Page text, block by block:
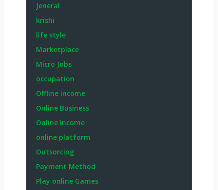
Jeneral
krishi
life style
Marketplace
Micro Jobs
occupation
Offline income
Online Business
Online Income
online platform
Outsorcing
Payment Method
Play online Games